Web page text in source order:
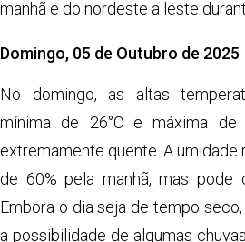
manhã e do nordeste a leste
Domingo, 05 de Outubro de 2025
No domingo, as altas
mínima de 26°C e máxima de
extremamente quente. A umidade
de 60% pela manhã, mas pode
Embora o dia seja de tempo
a possibilidade de algumas